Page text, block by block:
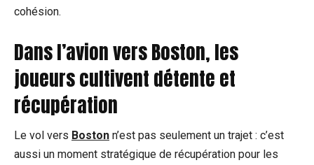
cohésion.
Dans l’avion vers Boston, les
joueurs cultivent détente et
récupération
Le vol vers Boston n’est pas seulement un trajet : c’est
aussi un moment stratégique de récupération pour les